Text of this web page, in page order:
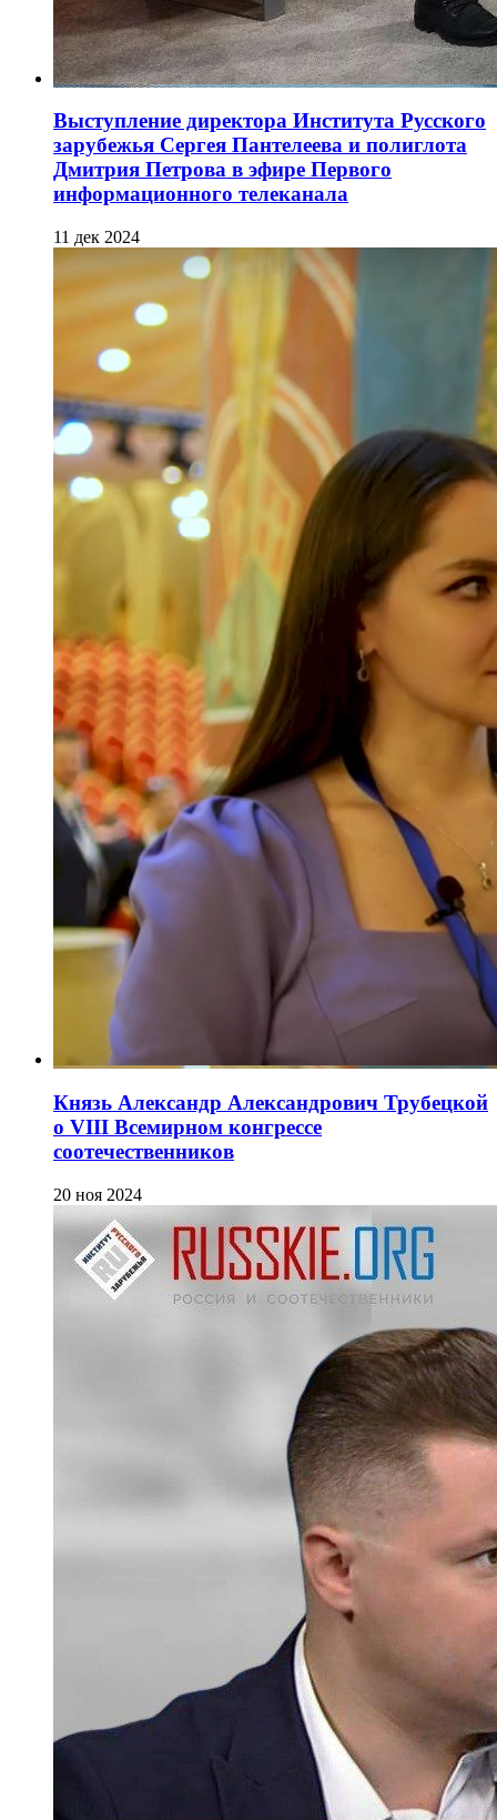
Выступление директора Института Русского
зарубежья Сергея Пантелеева и полиглота
Дмитрия Петрова в эфире Первого
информационного телеканала
11 дек 2024
Князь Александр Александрович Трубецкой
о VIII Всемирном конгрессе
соотечественников
20 ноя 2024